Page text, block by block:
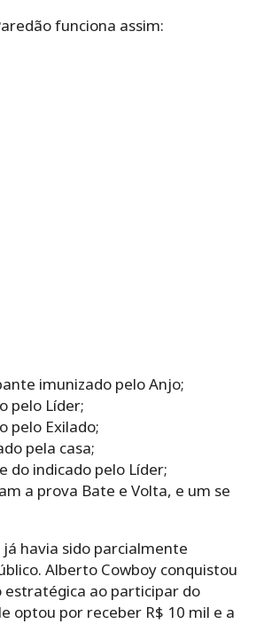
funciona assim:
imunizado pelo Anjo;
pelo Líder;
pelo Exilado;
pela casa;
do indicado pelo Líder;
a prova Bate e Volta, e um se
havia sido parcialmente
Alberto Cowboy conquistou
ao participar do
optou por receber R$ 10 mil e a